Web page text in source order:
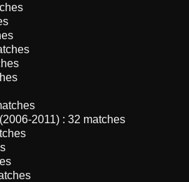
2011) : 32 matches